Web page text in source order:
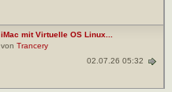
iMac mit Virtuelle OS Linux...
von Trancery
02.07.26 05:32